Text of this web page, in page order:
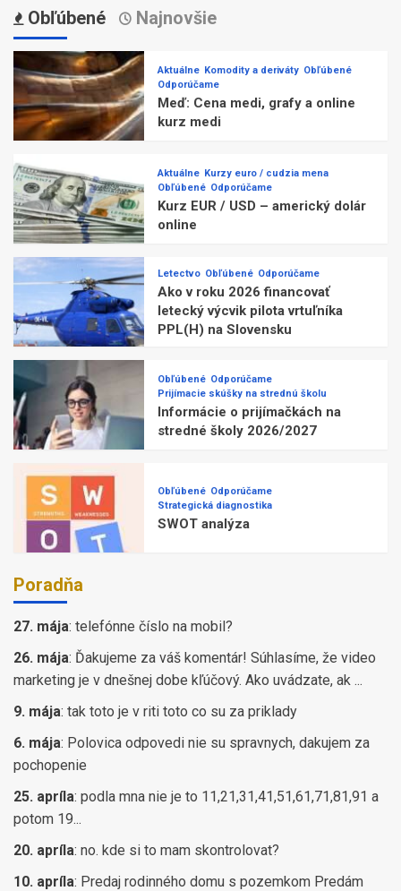
Obľúbené Najnovšie
Aktuálne Komodity a deriváty Obľúbené
Odporúčame
Meď: Cena medi, grafy a online
kurz medi
Aktuálne Kurzy euro / cudzia mena
Obľúbené Odporúčame
Kurz EUR / USD – americký dolár
online
Letectvo Obľúbené Odporúčame
Ako v roku 2026 financovať
letecký výcvik pilota vrtuľníka
PPL(H) na Slovensku
Obľúbené Odporúčame
Prijímacie skúšky na strednú školu
Informácie o prijímačkách na
stredné školy 2026/2027
Obľúbené Odporúčame
Strategická diagnostika
SWOT analýza
Poradňa
27. mája: telefónne číslo na mobil?
26. mája: Ďakujeme za váš komentár! Súhlasíme, že video
marketing je v dnešnej dobe kľúčový. Ako uvádzate, ak ...
9. mája: tak toto je v riti toto co su za priklady
6. mája: Polovica odpovedi nie su spravnych, dakujem za
pochopenie
25. apríla: podla mna nie je to 11,21,31,41,51,61,71,81,91 a
potom 19...
20. apríla: no. kde si to mam skontrolovat?
10. apríla: Predaj rodinného domu s pozemkom Predám